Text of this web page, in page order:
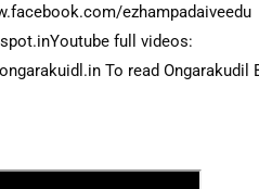
ezhampadaiveedu
To read Ongarakudil